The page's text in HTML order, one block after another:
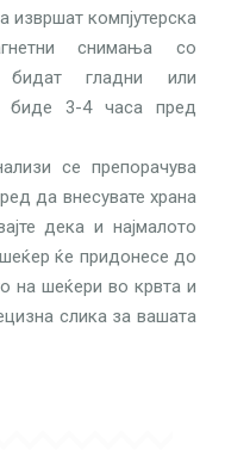
извршат компјутерска
снимања со
гладни или
биде 3-4 часа пред
се препорачува
да внесувате храна
дека и најмалото
ќе придонесе до
на шеќери во крвта и
слика за вашата